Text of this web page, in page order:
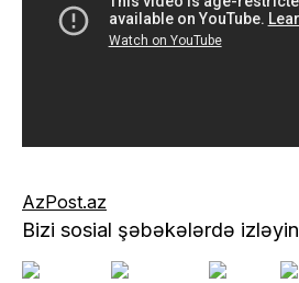
AzPost.az
Bizi sosial şəbəkələrdə izləyin